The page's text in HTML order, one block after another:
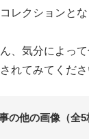
レクションとな
、気分によっ
れてみてくださ
の他の画像（全5